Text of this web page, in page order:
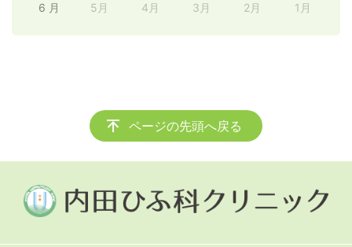
6 月 5月 4月 3月 2月 1月
ページの先頭へ戻る